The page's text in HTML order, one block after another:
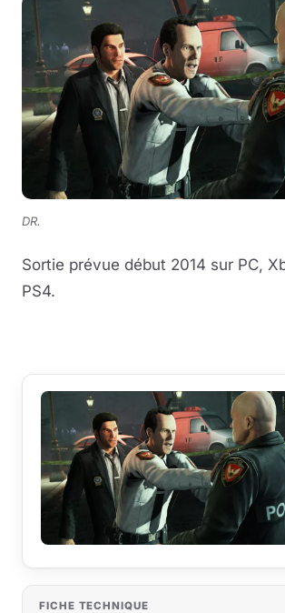
DR.
Sortie prévue début 2014 sur PC,
PS4.
FICHE TECHNIQUE